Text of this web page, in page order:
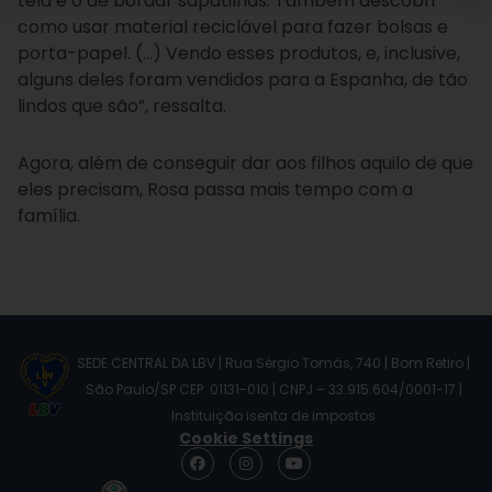
como usar material reciclável para fazer bolsas e
porta-papel. (…) Vendo esses produtos, e, inclusive,
alguns deles foram vendidos para a Espanha, de tão
lindos que são”, ressalta.
Agora, além de conseguir dar aos filhos aquilo de que
eles precisam, Rosa passa mais tempo com a
família.
SEDE CENTRAL DA LBV | Rua Sérgio Tomás, 740 | Bom Retiro |
São Paulo/SP CEP: 01131-010 | CNPJ – 33.915.604/0001-17 |
Instituição isenta de impostos
Cookie Settings
F
a
I
n
Y
o